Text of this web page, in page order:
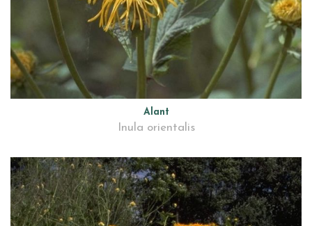
Alant
Inula orientalis